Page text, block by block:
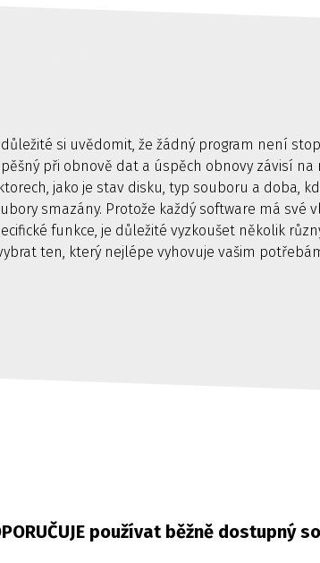
důležité si uvědomit, že žádný program není
při obnově dat a úspěch obnovy závisí na
jako je stav disku, typ souboru a doba,
smazány. Protože každý software má své
funkce, je důležité vyzkoušet několik
ten, který nejlépe vyhovuje vašim
používat běžně dostupný